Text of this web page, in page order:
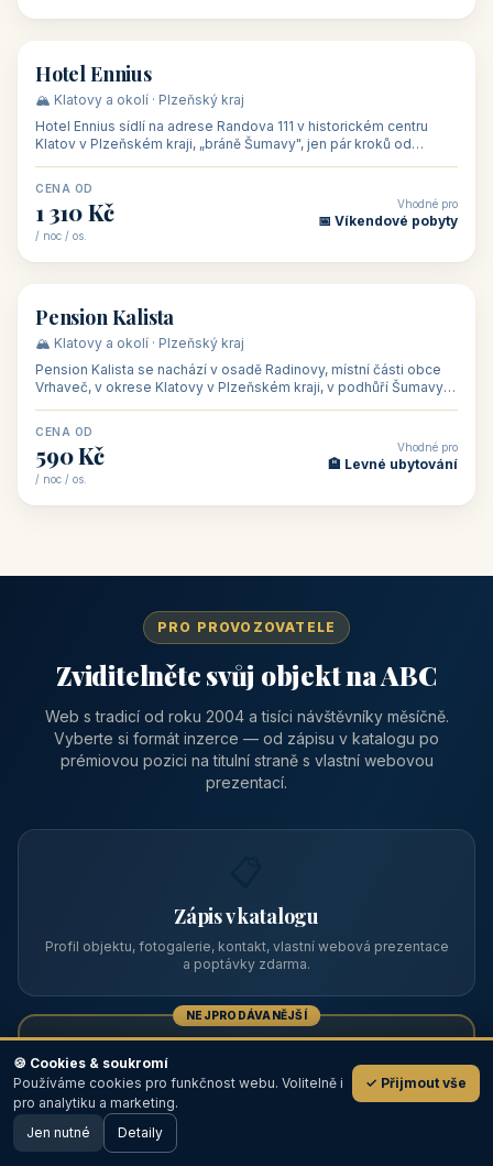
🏨 hotel
Hotel Ennius
🏔️ Klatovy a okolí · Plzeňský kraj
Hotel Ennius sídlí na adrese Randova 111 v historickém centru
Klatov v Plzeňském kraji, „bráně Šumavy", jen pár kroků od
CENA OD
1 310 Kč
/ noc / os.
Vhodné pro
📅 Víkendové pobyty
🏡 penzion
Pension Kalista
🏔️ Klatovy a okolí · Plzeňský kraj
Pension Kalista se nachází v osadě Radinovy, místní části obce
Vrhaveč, v okrese Klatovy v Plzeňském kraji, v podhůří Šumavy
CENA OD
590 Kč
/ noc / os.
Vhodné pro
🏨 Levné ubytování
PRO PROVOZOVATELE
Zviditelněte svůj objekt na ABC
Web s tradicí od roku 2004 a tisíci návštěvníky měsíčně.
Vyberte si formát inzerce — od zápisu v katalogu po
prémiovou pozici na titulní straně s vlastní webovou
prezentací.
Zápis v katalogu
Profil objektu, fotogalerie, kontakt, vlastní webová prezentace
a poptávky zdarma.
NEJPRODÁVANĚJŠÍ
Prémiový partner
TOP pozice na titulce, přednost ve výpisech, zlatý odznak a
💬
🖥️ Desktop verze
🍪 Cookies & soukromí
Používáme cookies pro funkčnost webu. Volitelně i
pro analytiku a marketing.
✓ Přijmout vše
Jen nutné Detaily